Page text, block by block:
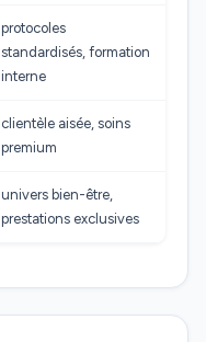
protocoles
standardisés, formation
interne
clientèle aisée, soins
premium
univers bien-être,
prestations exclusives